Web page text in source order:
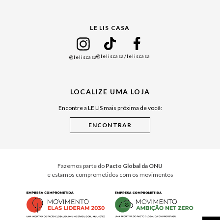
Cuidados Casa
LE LIS CASA
@leliscasa@leliscasa/leliscasa
LOCALIZE UMA LOJA
Encontre a LE LIS mais próxima de você:
Fazemos parte do Pacto Global da ONU
e estamos comprometidos com os movimentos